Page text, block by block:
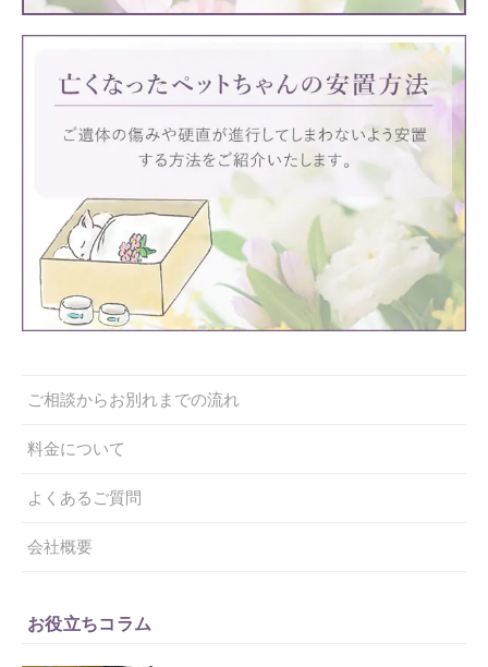
ご相談からお別れまでの流れ
料金について
よくあるご質問
会社概要
お役立ちコラム